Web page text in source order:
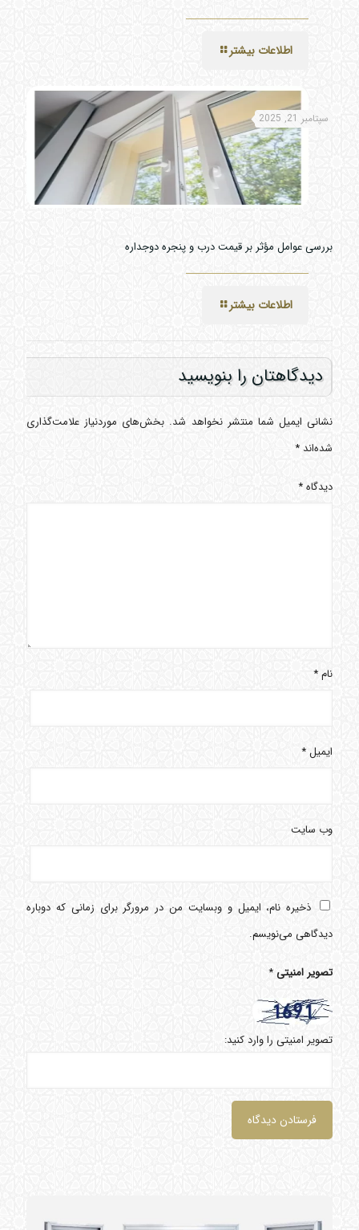
اطلاعات بیشتر
سپتامبر 21, 2025
بررسی عوامل مؤثر بر قیمت درب و پنجره دوجداره
اطلاعات بیشتر
دیدگاهتان را بنویسید
نشانی ایمیل شما منتشر نخواهد شد. بخش‌های موردنیاز علامت‌گذاری
شده‌اند*
دیدگاه*
نام*
ایمیل*
وب‌ سایت
ذخیره نام، ایمیل و وبسایت من در مرورگر برای زمانی که دوباره
دیدگاهی می‌نویسم.
تصویر امنیتی*
تصویر امنیتی را وارد کنید: